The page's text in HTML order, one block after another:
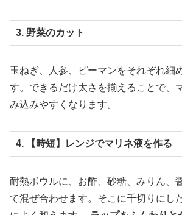
3. 野菜のカット
玉ねぎ、人参、ピーマンをそれぞれ細
す。できるだけ太さを揃えることで、
み込みやすくなります。
4. 【時短】レンジでマリネ液を作る
耐熱ボウルに、お酢、砂糖、みりん、
て混ぜ合わせます。そこに千切りにし